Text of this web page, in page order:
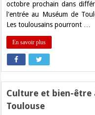
octobre prochain dans
l'entrée au Muséum de
Les toulousains pourront …
En savoir plus
Culture et bien-être
Toulouse